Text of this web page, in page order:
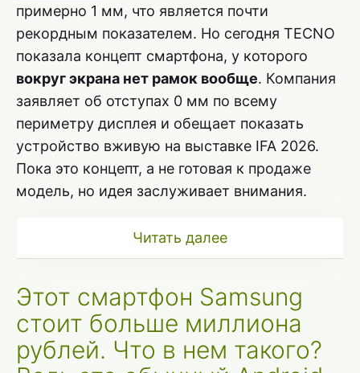
примерно 1 мм, что является почти
рекордным показателем. Но сегодня TECNO
показала концепт смартфона, у которого
вокруг экрана нет рамок вообще. Компания
заявляет об отступах 0 мм по всему
периметру дисплея и обещает показать
устройство вживую на выставке IFA 2026.
Пока это концепт, а не готовая к продаже
модель, но идея заслуживает внимания.
Читать далее
Этот смартфон Samsung
стоит больше миллиона
рублей. Что в нем такого?